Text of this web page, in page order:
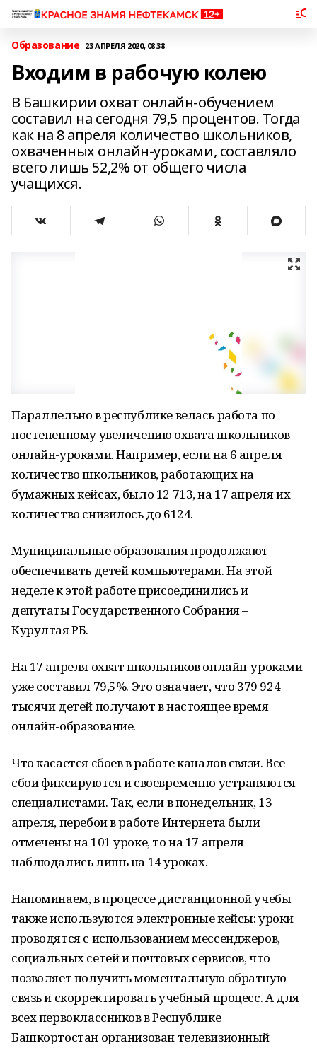
Образование 23 АПРЕЛЯ 2020, 08:38
Входим в рабочую колею
В Башкирии охват онлайн-обучением
составил на сегодня 79,5 процентов. Тогда
как на 8 апреля количество школьников,
охваченных онлайн-уроками, составляло
всего лишь 52,2% от общего числа
учащихся.
Параллельно в республике велась работа по
постепенному увеличению охвата школьников
онлайн-уроками. Например, если на 6 апреля
количество школьников, работающих на
бумажных кейсах, было 12 713, на 17 апреля их
количество снизилось до 6124.
Муниципальные образования продолжают
обеспечивать детей компьютерами. На этой
неделе к этой работе присоединились и
депутаты Государственного Собрания –
Курултая РБ.
На 17 апреля охват школьников онлайн-уроками
уже составил 79,5%. Это означает, что 379 924
тысячи детей получают в настоящее время
онлайн-образование.
Что касается сбоев в работе каналов связи. Все
сбои фиксируются и своевременно устраняются
специалистами. Так, если в понедельник, 13
апреля, перебои в работе Интернета были
отмечены на 101 уроке, то на 17 апреля
наблюдались лишь на 14 уроках.
Напоминаем, в процессе дистанционной учебы
также используются электронные кейсы: уроки
проводятся с использованием мессенджеров,
социальных сетей и почтовых сервисов, что
позволяет получить моментальную обратную
связь и скорректировать учебный процесс. А для
всех первоклассников в Республике
Башкортостан организован телевизионный